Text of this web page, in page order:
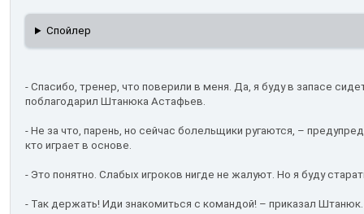
Спойлер
- Спасибо, тренер, что поверили в меня. Да, я буду в запасе
поблагодарил Штанюка Астафьев.
- Не за что, парень, но сейчас болельщики ругаются, –
кто играет в основе.
- Это понятно. Слабых игроков нигде не жалуют. Но я буду
- Так держать! Иди знакомиться с командой! – приказал Штанюк.